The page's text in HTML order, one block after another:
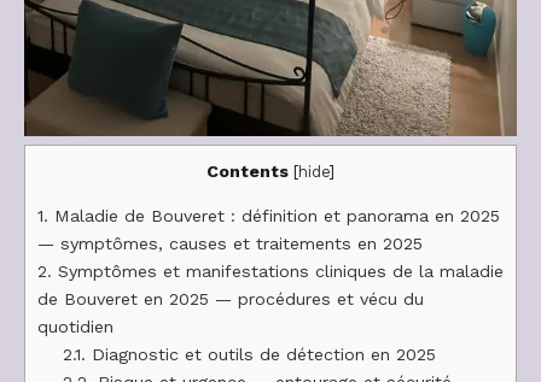
Contents [hide]
1. Maladie de Bouveret : définition et panorama en 2025
— symptômes, causes et traitements en 2025
2. Symptômes et manifestations cliniques de la maladie
de Bouveret en 2025 — procédures et vécu du
quotidien
2.1. Diagnostic et outils de détection en 2025